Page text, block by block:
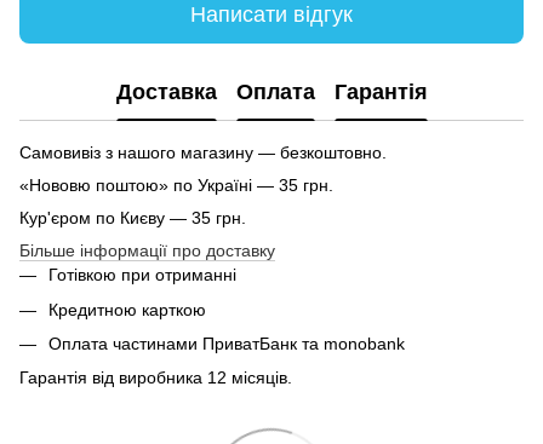
Написати відгук
Доставка Оплата Гарантія
Самовивіз з нашого магазину — безкоштовно.
«Нововю поштою» по Україні — 35 грн.
Кур'єром по Києву — 35 грн.
Більше інформації про доставку
Готівкою при отриманні
Кредитною карткою
Оплата частинами ПриватБанк та monobank
Гарантія від виробника 12 місяців.